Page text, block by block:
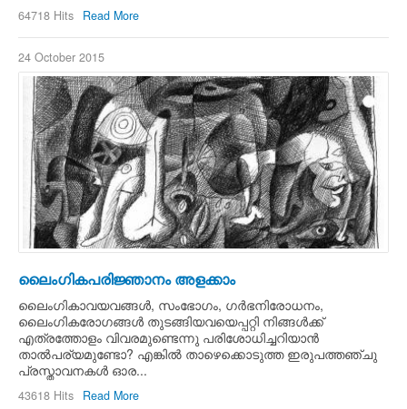
64718 Hits Read More
24 October 2015
ലൈംഗികപരിജ്ഞാനം അളക്കാം
ലൈംഗികാവയവങ്ങള്‍, സംഭോഗം, ഗര്‍ഭനിരോധനം,
ലൈംഗികരോഗങ്ങള്‍ തുടങ്ങിയവയെപ്പറ്റി നിങ്ങള്‍ക്ക്
എത്രത്തോളം വിവരമുണ്ടെന്നു പരിശോധിച്ചറിയാന്‍
താല്‍പര്യമുണ്ടോ? എങ്കില്‍ താഴെക്കൊടുത്ത ഇരുപത്തഞ്ചു
പ്രസ്താവനകള്‍ ഓര...
43618 Hits Read More